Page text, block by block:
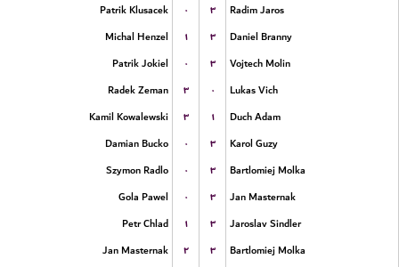
Patrik Klusacek
۰ ۳
Radim Jaros
Michal Henzel
۱ ۳
Daniel Branny
Patrik Jokiel
۰ ۳
Vojtech Molin
Radek Zeman
۳ ۰
Lukas Vich
Kamil Kowalewski
۳ ۱
Duch Adam
Damian Bucko
۰ ۳
Karol Guzy
Szymon Radlo
۰ ۳
Bartlomiej Molka
Gola Pawel
۰ ۳
Jan Masternak
Petr Chlad
۱ ۳
Jaroslav Sindler
Jan Masternak
۲ ۳
Bartlomiej Molka